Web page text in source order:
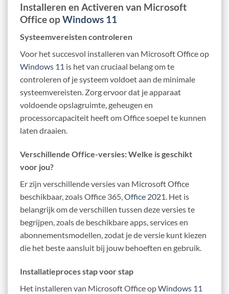
Installeren en Activeren van Microsoft
Office opWindows 11
Systeemvereisten controleren
Voor het succesvol installeren van Microsoft Office op
Windows 11 is het van cruciaal belang om te
controleren of je systeem voldoet aan de minimale
systeemvereisten. Zorg ervoor dat je apparaat
voldoende opslagruimte, geheugen en
processorcapaciteit heeft om Office soepel te kunnen
laten draaien.
Verschillende Office-versies: Welke is geschikt
voor jou?
Er zijn verschillende versies van Microsoft Office
beschikbaar, zoals Office 365,Office 2021. Het is
belangrijk om de verschillen tussen deze versies te
begrijpen, zoals de beschikbare apps, services en
abonnementsmodellen, zodat je de versie kunt kiezen
die het beste aansluit bij jouw behoeften en gebruik.
Installatieproces stap voor stap
Het installeren van Microsoft Office opWindows 11